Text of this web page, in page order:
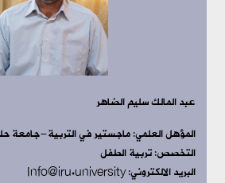
عبد المالك سليم الضاهر
المؤهل العلمي:ماجستير في التربية-جامعة
التخصص:تربية الطفل
البريد الالكتروني: Info@iru.university